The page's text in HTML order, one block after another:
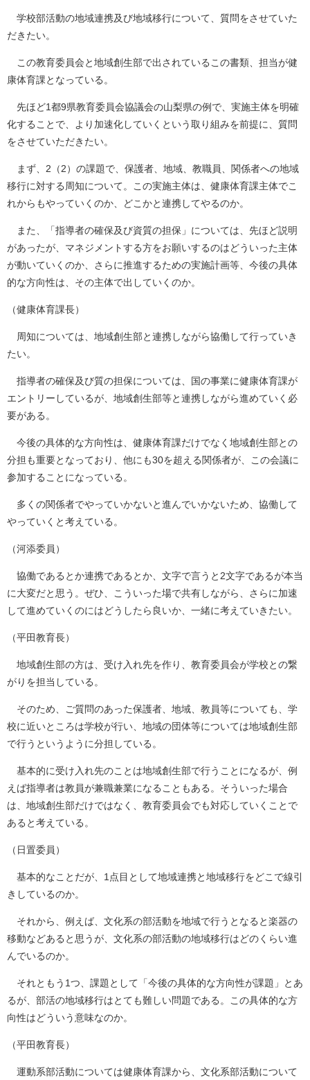
学校部活動の地域連携及び地域移行について、質問をさせていた
だきたい。
この教育委員会と地域創生部で出されているこの書類、担当が健
康体育課となっている。
先ほど1都9県教育委員会協議会の山梨県の例で、実施主体を明確
化することで、より加速化していくという取り組みを前提に、質問
をさせていただきたい。
まず、2（2）の課題で、保護者、地域、教職員、関係者への地域
移行に対する周知について。この実施主体は、健康体育課主体でこ
れからもやっていくのか、どこかと連携してやるのか。
また、「指導者の確保及び資質の担保」については、先ほど説明
があったが、マネジメントする方をお願いするのはどういった主体
が動いていくのか、さらに推進するための実施計画等、今後の具体
的な方向性は、その主体で出していくのか。
（健康体育課長）
周知については、地域創生部と連携しながら協働して行っていき
たい。
指導者の確保及び質の担保については、国の事業に健康体育課が
エントリーしているが、地域創生部等と連携しながら進めていく必
要がある。
今後の具体的な方向性は、健康体育課だけでなく地域創生部との
分担も重要となっており、他にも30を超える関係者が、この会議に
参加することになっている。
多くの関係者でやっていかないと進んでいかないため、協働して
やっていくと考えている。
（河添委員）
協働であるとか連携であるとか、文字で言うと2文字であるが本当
に大変だと思う。ぜひ、こういった場で共有しながら、さらに加速
して進めていくのにはどうしたら良いか、一緒に考えていきたい。
（平田教育長）
地域創生部の方は、受け入れ先を作り、教育委員会が学校との繋
がりを担当している。
そのため、ご質問のあった保護者、地域、教員等についても、学
校に近いところは学校が行い、地域の団体等については地域創生部
で行うというように分担している。
基本的に受け入れ先のことは地域創生部で行うことになるが、例
えば指導者は教員が兼職兼業になることもある。そういった場合
は、地域創生部だけではなく、教育委員会でも対応していくことで
あると考えている。
（日置委員）
基本的なことだが、1点目として地域連携と地域移行をどこで線引
きしているのか。
それから、例えば、文化系の部活動を地域で行うとなると楽器の
移動などあると思うが、文化系の部活動の地域移行はどのくらい進
んでいるのか。
それともう1つ、課題として「今後の具体的な方向性が課題」とあ
るが、部活の地域移行はとても難しい問題である。この具体的な方
向性はどういう意味なのか。
（平田教育長）
運動系部活動については健康体育課から、文化系部活動について